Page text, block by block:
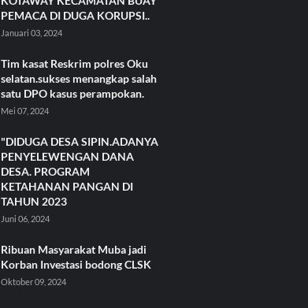
PEMACA DI DUGA KORUPSI..
Januari 03, 2024
Tim kasat Reskrim polres Oku
selatan.sukses menangkap salah
satu DPO kasus perampokan.
Mei 07, 2024
"DIDUGA DESA SIPIN.ADANYA
PENYELEWENGAN DANA
DESA. PROGRAM
KETAHANAN PANGAN DI
TAHUN 2023
Juni 06, 2024
Ribuan Masyarakat Muba jadi
Korban Investasi bodong CLSK
Oktober 09, 2024